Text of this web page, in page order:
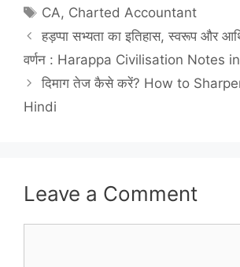
Tags
CA, Charted Accountant
हड़प्पा सभ्यता का इतिहास, स्वरूप और
वर्णन : Harappa Civilisation Notes
दिमाग तेज कैसे करें? How to
Hindi
Leave a Comment